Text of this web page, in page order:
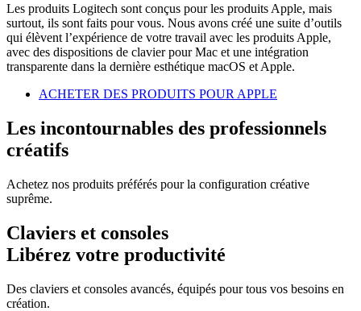
Les produits Logitech sont conçus pour les produits Apple, mais
surtout, ils sont faits pour vous. Nous avons créé une suite d’outils
qui élèvent l’expérience de votre travail avec les produits Apple,
avec des dispositions de clavier pour Mac et une intégration
transparente dans la dernière esthétique macOS et Apple.
ACHETER DES PRODUITS POUR APPLE
Les incontournables des professionnels
créatifs
Achetez nos produits préférés pour la configuration créative
suprême.
Claviers et consoles
Libérez votre productivité
Des claviers et consoles avancés, équipés pour tous vos besoins en
création.